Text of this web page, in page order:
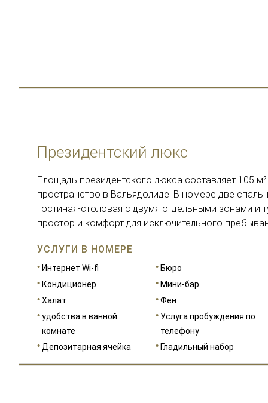
Президентский люкс
Площадь президентского люкса составляет 105
пространство в Вальядолиде. В номере две
гостиная-столовая с двумя отдельными зонами и
простор и комфорт для исключительного
УСЛУГИ В НОМЕРЕ
Интернет Wi-fi
Кондиционер
Халат
удобства в ванной
комнате
Депозитарная ячейка
Бюро
Мини-бар
Фен
Услуга пробуждения по
телефону
Гладильный набор